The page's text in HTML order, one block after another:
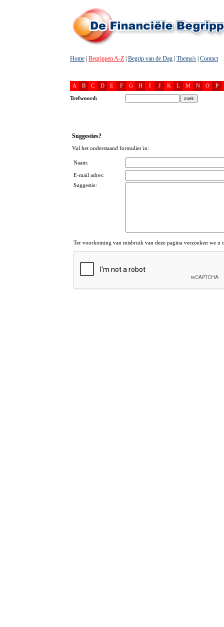
Home Begrippen A-Z Begrip van de Dag Thema's Contact
A B C D E F G H I J K L M N O P
Trefwoord:
Suggesties?
Vul het onderstaand formulier in:
Naam:
E-mail adres:
Suggestie:
Ter voorkoming van misbruik van deze pagina verzoeken we u